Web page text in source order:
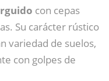
con cepas
Su carácter rústico
variedad de suelos,
con golpes de